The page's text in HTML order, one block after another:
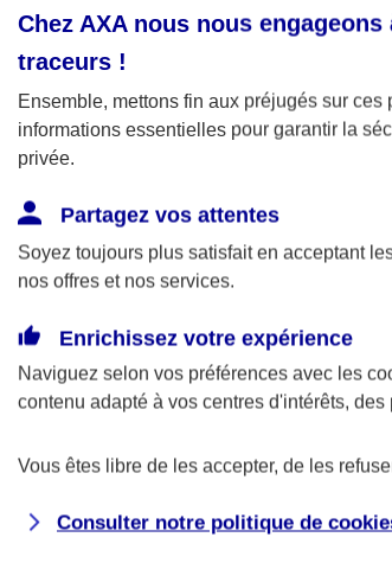
section précédente
Fermer le menu principal
Chez AXA nous nous
traceurs !
Ensemble, mettons fin aux préjugés sur
informations essentielles pour garantir la
privée.
Partagez vos attentes
Soyez toujours plus satisfait en acceptant
nos offres et nos services.
Enrichissez votre expérience
Naviguez selon vos préférences avec les
contenu adapté à vos centres d'intérêts,
Vous êtes libre de les accepter, de les
Consulter notre politique de